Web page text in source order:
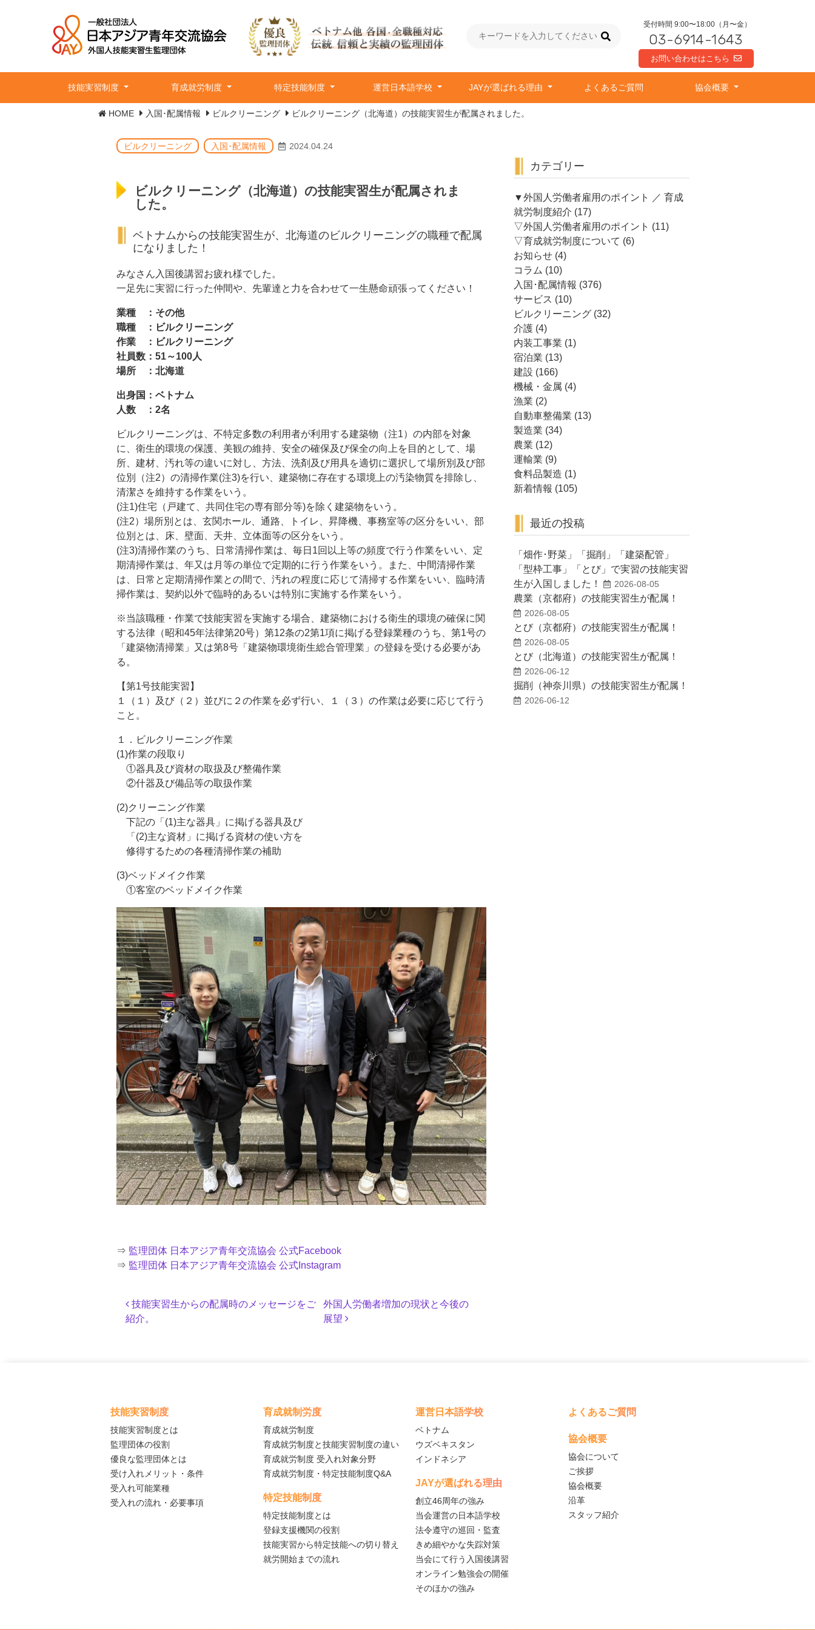
受付時間 9:00〜18:00（月〜金）
03-6914-1643
お問い合わせはこちら
技能実習制度 育成就労制度 特定技能制度 運営日本語学校 JAYが選ばれる理由 よくあるご質問 協会概要
HOME 入国･配属情報 ビルクリーニング ビルクリーニング（北海道）の技能実習生が配属されました。
ビルクリーニング 入国･配属情報 2024.04.24
ビルクリーニング（北海道）の技能実習生が配属されま
した。
ベトナムからの技能実習生が、北海道のビルクリーニングの職種で配属
になりました！
みなさん入国後講習お疲れ様でした。
一足先に実習に行った仲間や、先輩達と力を合わせて一生懸命頑張ってください！
業種 ：その他
職種 ：ビルクリーニング
作業 ：ビルクリーニング
社員数：51～100人
場所 ：北海道
出身国：ベトナム
人数 ：2名
ビルクリーニングは、不特定多数の利用者が利用する建築物（注1）の内部を対象
に、衛生的環境の保護、美観の維持、安全の確保及び保全の向上を目的として、場
所、建材、汚れ等の違いに対し、方法、洗剤及び用具を適切に選択して場所別及び部
位別（注2）の清掃作業(注3)を行い、建築物に存在する環境上の汚染物質を排除し、
清潔さを維持する作業をいう。
(注1)住宅（戸建て、共同住宅の専有部分等)を除く建築物をいう。
(注2）場所別とは、玄関ホール、通路、トイレ、昇降機、事務室等の区分をいい、部
位別とは、床、壁面、天井、立体面等の区分をいう。
(注3)清掃作業のうち、日常清掃作業は、毎日1回以上等の頻度で行う作業をいい、定
期清掃作業は、年又は月等の単位で定期的に行う作業をいう。また、中間清掃作業
は、日常と定期清掃作業との間で、汚れの程度に応じて清掃する作業をいい、臨時清
掃作業は、契約以外で臨時的あるいは特別に実施する作業をいう。
※当該職種・作業で技能実習を実施する場合、建築物における衛生的環境の確保に関
する法律（昭和45年法律第20号）第12条の2第1項に掲げる登録業種のうち、第1号の
「建築物清掃業」又は第8号「建築物環境衛生総合管理業」の登録を受ける必要があ
る。
【第1号技能実習】
１（１）及び（２）並びに２の作業を必ず行い、１（３）の作業は必要に応じて行う
こと。
１．ビルクリーニング作業
(1)作業の段取り
①器具及び資材の取扱及び整備作業
②什器及び備品等の取扱作業
(2)クリーニング作業
下記の「(1)主な器具」に掲げる器具及び
「(2)主な資材」に掲げる資材の使い方を
修得するための各種清掃作業の補助
(3)ベッドメイク作業
①客室のベッドメイク作業
⇒ 監理団体 日本アジア青年交流協会 公式Facebook
⇒ 監理団体 日本アジア青年交流協会 公式Instagram
投
稿
ン
技能実習生からの配属時のメッセージをご
紹介。
外国人労働者増加の現状と今後の
展望
カテゴリー
▼外国人労働者雇用のポイント ／ 育成
就労制度紹介 (17)
▽外国人労働者雇用のポイント (11)
▽育成就労制度について (6)
お知らせ (4)
コラム (10)
入国･配属情報 (376)
サービス (10)
ビルクリーニング (32)
介護 (4)
内装工事業 (1)
宿泊業 (13)
建設 (166)
機械・金属 (4)
漁業 (2)
自動車整備業 (13)
製造業 (34)
農業 (12)
運輸業 (9)
食料品製造 (1)
新着情報 (105)
最近の投稿
「畑作･野菜」「掘削」「建築配管」
「型枠工事」「とび」で実習の技能実習
生が入国しました！
2026-08-05
農業（京都府）の技能実習生が配属！
2026-08-05
とび（京都府）の技能実習生が配属！
2026-08-05
とび（北海道）の技能実習生が配属！
2026-06-12
掘削（神奈川県）の技能実習生が配属！
2026-06-12
技能実習制度
技能実習制度とは
監理団体の役割
優良な監理団体とは
受け入れメリット・条件
受入れ可能業種
受入れの流れ・必要事項
育成就制労度
育成就労制度
育成就労制度と技能実習制度の違い
育成就労制度 受入れ対象分野
育成就労制度・特定技能制度Q&A
特定技能制度
特定技能制度とは
登録支援機関の役割
技能実習から特定技能への切り替え
就労開始までの流れ
運営日本語学校
ベトナム
ウズベキスタン
インドネシア
JAYが選ばれる理由
創立46周年の強み
当会運営の日本語学校
法令遵守の巡回・監査
きめ細やかな失踪対策
当会にて行う入国後講習
オンライン勉強会の開催
そのほかの強み
よくあるご質問
協会概要
協会について
ご挨拶
協会概要
沿革
スタッフ紹介